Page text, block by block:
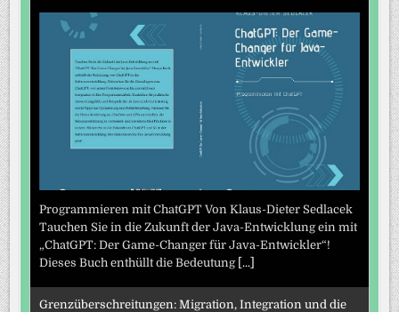
Programmieren mit ChatGPT Von Klaus-Dieter Sedlacek
Tauchen Sie in die Zukunft der Java-Entwicklung ein mit
„ChatGPT: Der Game-Changer für Java-Entwickler“!
Dieses Buch enthüllt die Bedeutung [...]
Grenzüberschreitungen: Migration, Integration und die